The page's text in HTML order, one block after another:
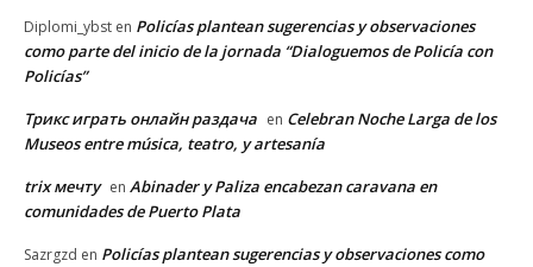
Diplomi_ybst en Policías plantean sugerencias y observaciones
como parte del inicio de la jornada “Dialoguemos de Policía con
Policías”
Трикс играть онлайн раздача en Celebran Noche Larga de los
Museos entre música, teatro, y artesanía
trix мечту en Abinader y Paliza encabezan caravana en
comunidades de Puerto Plata
Sazrgzd en Policías plantean sugerencias y observaciones como